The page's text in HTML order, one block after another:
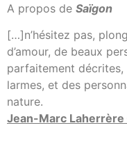
A propos de Saïgon
[…]n’hésitez pas,
d’amour, de beaux
parfaitement
larmes, et des
nature.
Jean-Marc Laherrère